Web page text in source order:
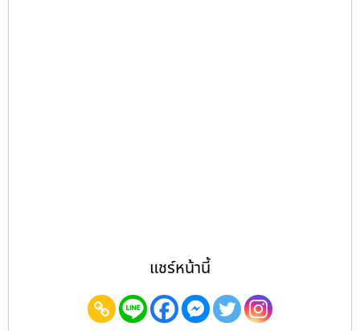
แชร์หน้านี้